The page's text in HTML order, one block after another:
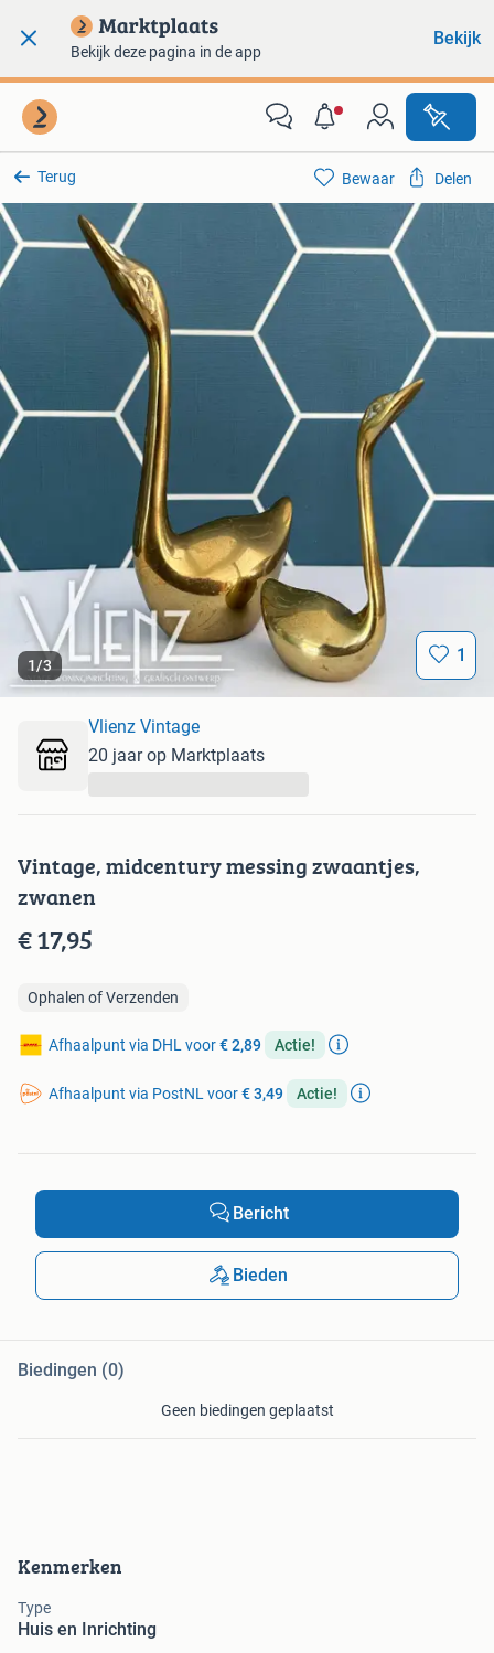
Bekijk deze pagina in de app
Bekijk
Terug
1/3 1
Kenmerken
Type
Huis en Inrichting
Bewaar Delen
Vintage, midcentury messing zwaantjes,
zwanen
€ 17,95
Ophalen of Verzenden
Afhaalpunt via DHL voor€ 2,89 Actie!
Afhaalpunt via PostNL voor€ 3,49 Actie!
Vlienz Vintage
20 jaar op Marktplaats
Bericht
Bieden
Biedingen (0)
Geen biedingen geplaatst